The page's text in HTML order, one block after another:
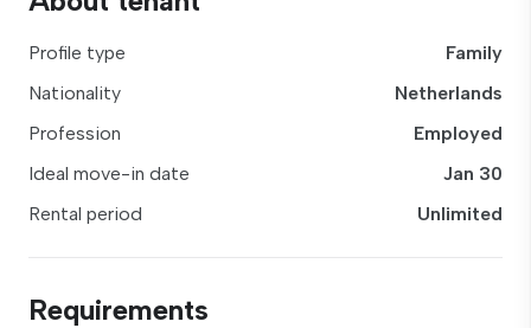
Profile type
Family
Nationality
Netherlands
Profession
Employed
Ideal move-in date
Jan 30
Rental period
Unlimited
Requirements